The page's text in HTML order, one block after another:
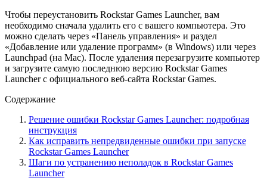
Чтобы переустановить Rockstar Games Launcher, вам
необходимо сначала удалить его с вашего компьютера. Это
можно сделать через «Панель управления» и раздел
«Добавление или удаление программ» (в Windows) или через
Launchpad (на Mac). После удаления перезагрузите компьютер
и загрузите самую последнюю версию Rockstar Games
Launcher с официального веб-сайта Rockstar Games.
Содержание
Решение ошибки Rockstar Games Launcher: подробная
инструкция
Как исправить непредвиденные ошибки при запуске
Rockstar Games Launcher
Шаги по устранению неполадок в Rockstar Games
Launcher